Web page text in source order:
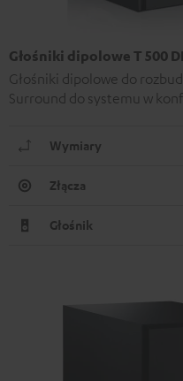
Głośniki dipolowe T 500
Głośniki dipolowe do
Surround do systemu w
Wymiary
Złącza
Głośnik